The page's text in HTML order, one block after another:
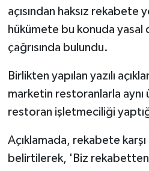
açısından haksız rekabete
hükümete bu konuda yasal
çağrısında bulundu.
Birlikten yapılan yazılı
marketin restoranlarla aynı
restoran işletmeciliği
Açıklamada, rekabete karşı
belirtilerek, 'Biz
LEFKOŞA
MAGAZİN
Nöbetçi Eczaneler
ÖZEL HABER
SAĞLIK